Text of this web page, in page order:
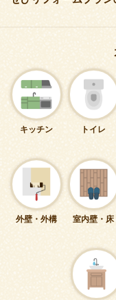
キッチン トイレ
外壁・外構 室内壁・床